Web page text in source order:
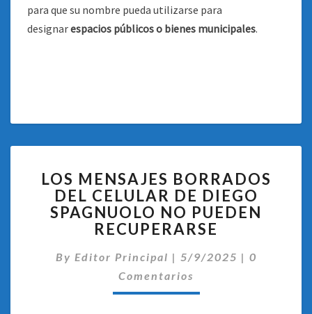
para que su nombre pueda utilizarse para
designarespacios públicos o bienes municipales.
MENSAJES
BORRADOS
DEL
CELULAR
DIEGO
SPAGNUOLO
LOS MENSAJES BORRADOS
DEL CELULAR DE DIEGO
SPAGNUOLO NO PUEDEN
RECUPERARSE
By Editor Principal | 5/9/2025 | 0
Comentarios